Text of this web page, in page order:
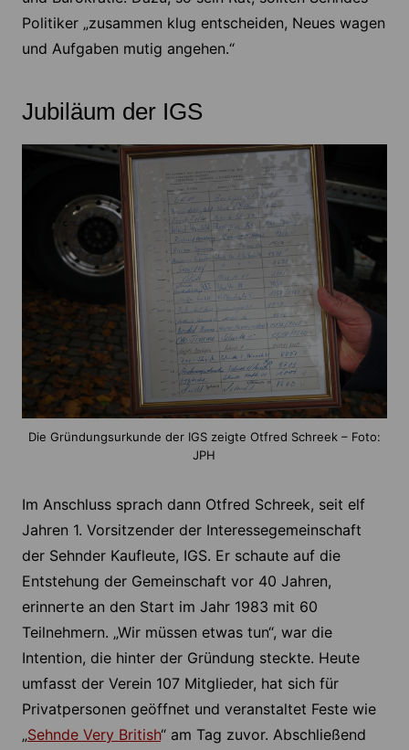
Politiker „zusammen klug entscheiden, Neues wagen
und Aufgaben mutig angehen.“
Jubiläum der IGS
Die Gründungsurkunde der IGS zeigte Otfred Schreek – Foto:
JPH
Im Anschluss sprach dann Otfred Schreek, seit elf
Jahren 1. Vorsitzender der Interessegemeinschaft
der Sehnder Kaufleute, IGS. Er schaute auf die
Entstehung der Gemeinschaft vor 40 Jahren,
erinnerte an den Start im Jahr 1983 mit 60
Teilnehmern. „Wir müssen etwas tun“, war die
Intention, die hinter der Gründung steckte. Heute
umfasst der Verein 107 Mitglieder, hat sich für
Privatpersonen geöffnet und veranstaltet Feste wie
„Sehnde Very British“ am Tag zuvor. Abschließend